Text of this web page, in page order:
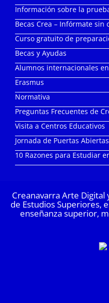
Información sobre la
Becas Crea – Infórmate sin
Curso gratuito de
Becas y Ayudas
Alumnos internacionales
Erasmus
Normativa
Preguntas Frecuentes de
Visita a Centros Educativos
Jornada de Puertas Abiertas
10 Razones para Estudiar
Creanavarra Arte Digital
de Estudios Superiores,
enseñanza superior,